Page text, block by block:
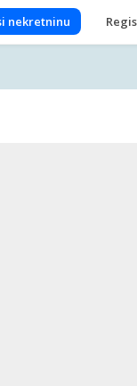
nekretninu